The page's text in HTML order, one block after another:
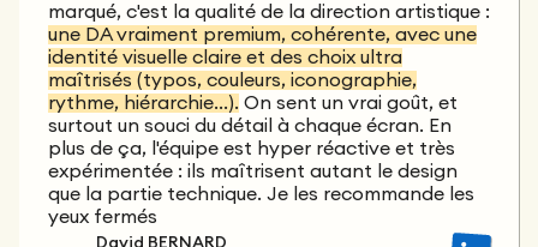
marqué, c'est la qualité de la direction artistique :
une DA vraiment premium, cohérente, avec une
identité visuelle claire et des choix ultra
maîtrisés (typos, couleurs, iconographie,
rythme, hiérarchie…). On sent un vrai goût, et
surtout un souci du détail à chaque écran. En
plus de ça, l'équipe est hyper réactive et très
expérimentée : ils maîtrisent autant le design
que la partie technique. Je les recommande les
yeux fermés
David BERNARD